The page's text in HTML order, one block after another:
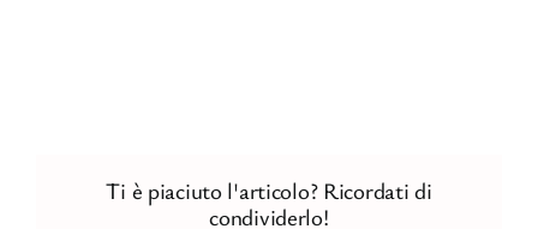
Ti è piaciuto l'articolo? Ricordati di
condividerlo!